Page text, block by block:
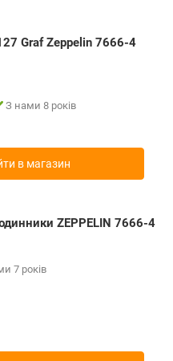
Graf Zeppelin 7666-4
З нами 8 років
в магазин
ZEPPELIN 7666-4
7 років